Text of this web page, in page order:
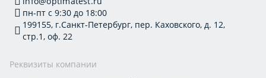
пн-пт с 9:30 до 18:00
199155, г.Санкт-Петербург, пер. Каховского, д. 12,
стр.1, оф. 22
Реквизиты компании